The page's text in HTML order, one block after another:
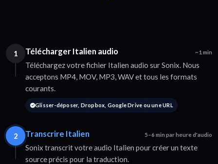
1 Télécharger Italien audio ~1 min
Téléchargez votre fichier Italien audio sur Sonix. Nous
acceptons MP4, MOV, MP3, WAV et tous les formats
courants.
Glisser-déposer, Dropbox, Google Drive ou une URL
2 Transcrire Italien 5–6 min par heure d'audio
Sonix transcrit votre audio Italien pour créer un texte
source précis pour la traduction.